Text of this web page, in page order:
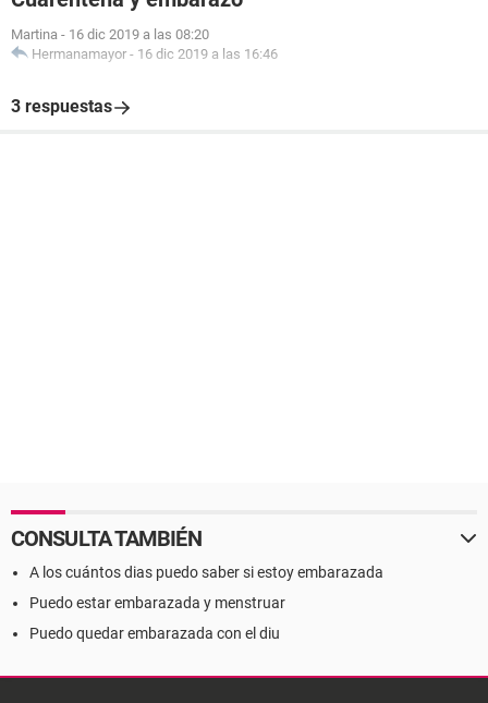
Martina - 16 dic 2019 a las 08:20
Hermanamayor - 16 dic 2019 a las 16:46
3 respuestas
CONSULTA TAMBIÉN
A los cuántos dias puedo saber si estoy embarazada
Puedo estar embarazada y menstruar
Puedo quedar embarazada con el diu